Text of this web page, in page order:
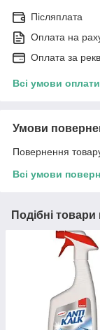
Післяплата
Оплата на
Оплата за
Всі умови оплати
Умови
Повернення
Всі умови
Подібні товари